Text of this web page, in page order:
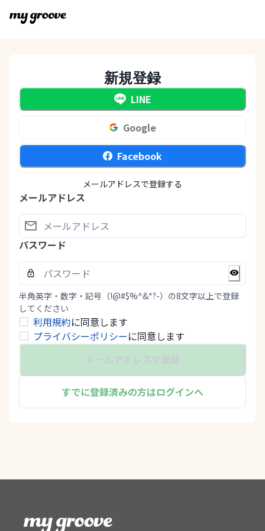
新規登録
LINE
Google
Facebook
メールアドレスで登録する
メールアドレス
パスワード
半角英字・数字・記号（!@#$%^&*?-）の8文字以上で登録
してください
利用規約に同意します
プライバシーポリシーに同意します
メールアドレスで登録
すでに登録済みの方はログインへ